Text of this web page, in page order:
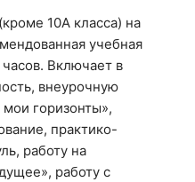
10А класса) на
учебная
Включает в
внеурочную
горизонты»,
практико-
работу на
работу с